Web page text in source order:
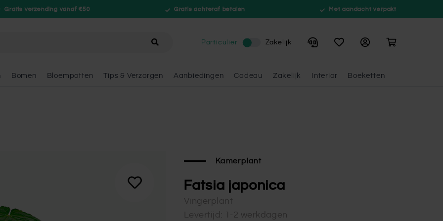
Gratis verzending vanaf €50 Gratis achteraf betalen Met aandacht verpakt
Bomen Bloempotten Tips & Verzorgen Aanbiedingen Cadeau Zakelijk Interior Boeketten
Particulier Zakelijk Winkelwagen
Kamerplant
Fatsia japonica
Vingerplant
Levertijd: 1-2 werkdagen